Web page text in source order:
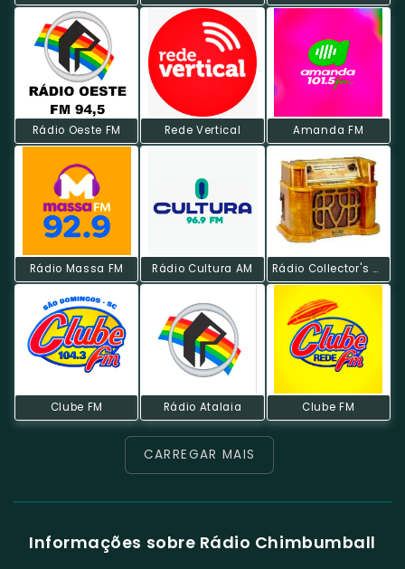
Rádio Oeste FM Rede Vertical Amanda FM
Rádio Massa FM Rádio Cultura AM Rádio Collector's MPB
Clube FM Rádio Atalaia Clube FM
CARREGAR MAIS
Informações sobre Rádio Chimbumball